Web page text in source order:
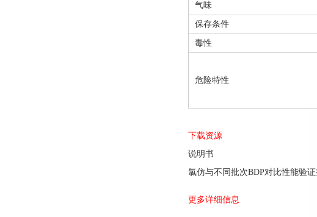
气味
保存条件
毒性
危险特性
下载资源
说明书
氯仿与不同批次BDP对比性能验
更多详细信息